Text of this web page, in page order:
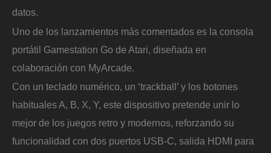
datos.
Uno de los lanzamientos más comentados es la consola
portátil Gamestation Go de Atari, diseñada en
colaboración con MyArcade.
Con un teclado numérico, un ‘trackball’ y los botones
habituales A, B, X, Y, este dispositivo pretende unir lo
mejor de los juegos retro y modernos, reforzando su
funcionalidad con dos puertos USB-C, salida HDMI para